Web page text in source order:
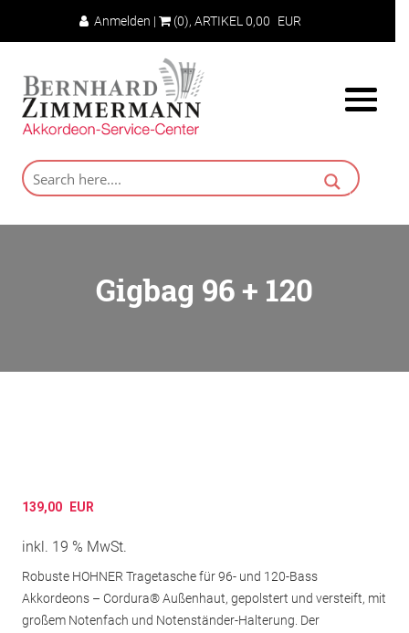
Anmelden | (0), ARTIKEL0,00 EUR
Gigbag 96 + 120
139,00 EUR
inkl. 19 % MwSt.
Robuste HOHNER Tragetasche für 96- und 120-Bass
Akkordeons – Cordura® Außenhaut, gepolstert und versteift, mit
großem Notenfach und Notenständer-Halterung. Der